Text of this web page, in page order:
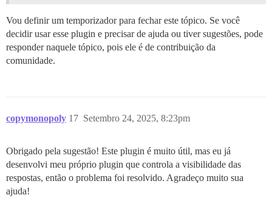
Vou definir um temporizador para fechar este tópico. Se você
decidir usar esse plugin e precisar de ajuda ou tiver sugestões, pode
responder naquele tópico, pois ele é de contribuição da
comunidade.
copymonopoly Setembro 24, 2025, 8:23pm
17
Obrigado pela sugestão! Este plugin é muito útil, mas eu já
desenvolvi meu próprio plugin que controla a visibilidade das
respostas, então o problema foi resolvido. Agradeço muito sua
ajuda!